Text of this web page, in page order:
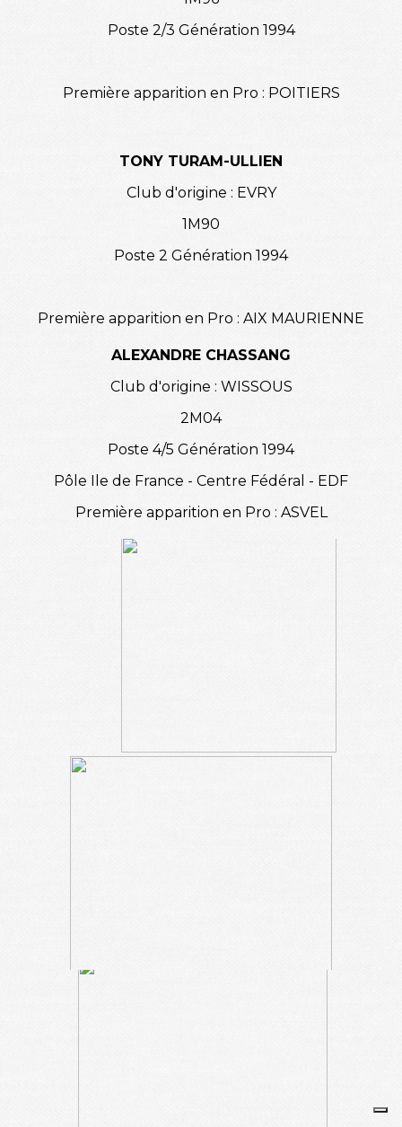
Poste 2/3 Génération 1994
Première apparition en Pro : POITIERS
TONY TURAM-ULLIEN
Club d'origine : EVRY
1M90
Poste 2 Génération 1994
Première apparition en Pro : AIX MAURIENNE
ALEXANDRE CHASSANG
Club d'origine : WISSOUS
2M04
Poste 4/5 Génération 1994
Pôle Ile de France - Centre Fédéral - EDF
Première apparition en Pro : ASVEL